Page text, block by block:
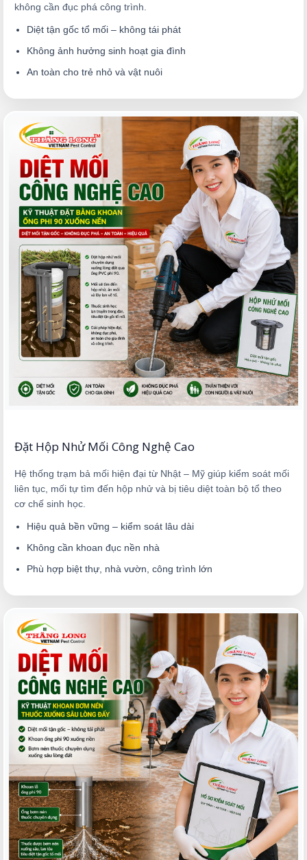
không cần đục phá công trình.
Diệt tận gốc tổ mối – không tái phát
Không ảnh hưởng sinh hoạt gia đình
An toàn cho trẻ nhỏ và vật nuôi
Đặt Hộp Nhử Mối Công Nghệ Cao
Hệ thống trạm bả mối hiện đại từ Nhật – Mỹ giúp kiểm soát mối
liên tục, mối tự tìm đến hộp nhử và bị tiêu diệt toàn bộ tổ theo
cơ chế sinh học.
Hiệu quả bền vững – kiểm soát lâu dài
Không cần khoan đục nền nhà
Phù hợp biệt thự, nhà vườn, công trình lớn